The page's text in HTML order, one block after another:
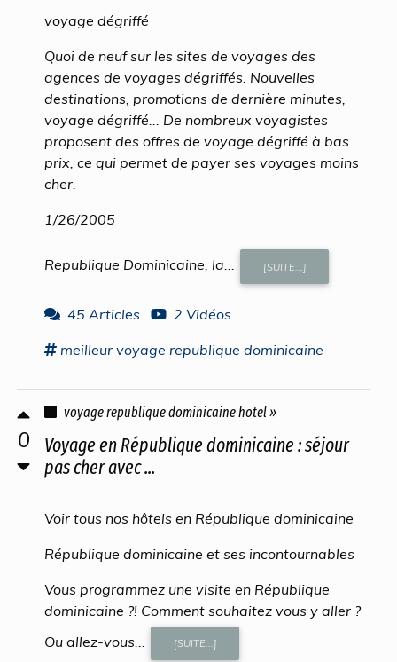
voyage dégriffé
Quoi de neuf sur les sites de voyages des
agences de voyages dégriffés. Nouvelles
destinations, promotions de dernière minutes,
voyage dégriffé... De nombreux voyagistes
proposent des offres de voyage dégriffé à bas
prix, ce qui permet de payer ses voyages moins
cher.
1/26/2005
Republique Dominicaine, la... [SUITE...]
45 Articles
2 Vidéos
meilleur voyage republique dominicaine
0
voyage republique dominicaine hotel »
Voyage en République dominicaine : séjour
pas cher avec ...
Voir tous nos hôtels en République dominicaine
République dominicaine et ses incontournables
Vous programmez une visite en République
dominicaine ?! Comment souhaitez vous y aller ?
Ou allez-vous...
[SUITE...]